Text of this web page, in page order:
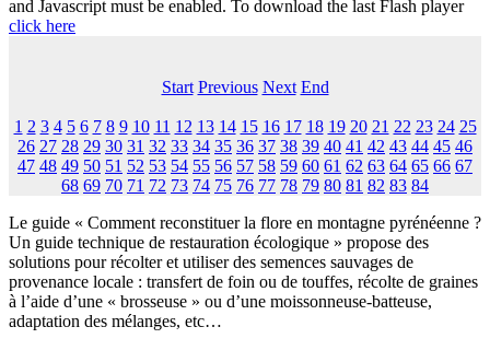
and Javascript must be enabled. To download the last Flash player
click here
Start Previous Next End
1 2 3 4 5 6 7 8 9 10 11 12 13 14 15 16 17 18 19 20 21 22 23 24 25
26 27 28 29 30 31 32 33 34 35 36 37 38 39 40 41 42 43 44 45 46
47 48 49 50 51 52 53 54 55 56 57 58 59 60 61 62 63 64 65 66 67
68 69 70 71 72 73 74 75 76 77 78 79 80 81 82 83 84
Le guide « Comment reconstituer la flore en montagne pyrénéenne ?
Un guide technique de restauration écologique » propose des
solutions pour récolter et utiliser des semences sauvages de
provenance locale : transfert de foin ou de touffes, récolte de graines
à l’aide d’une « brosseuse » ou d’une moissonneuse-batteuse,
adaptation des mélanges, etc…